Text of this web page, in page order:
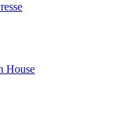
House